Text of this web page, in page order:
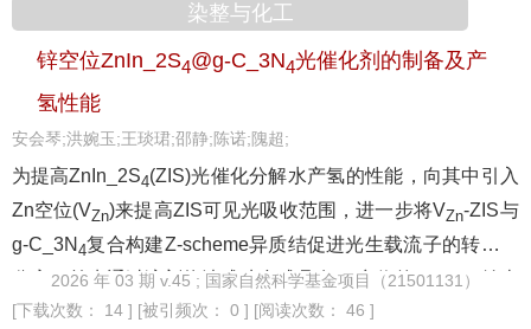
具备优异的周期自脱盐功能；在低日照(0.6 kW/m
度(质量分数20.0%)及酸碱环境(0.1 mol/L)等极端环境下，蒸
发器仍保持优异性能；经过10次循环测试，CS-PPy-HF蒸发
器的蒸发速率稳定在1.9 kg/(m
染整与化工
锌空位ZnIn_2S4@g-C_3N4光催化剂的制备及产
氢性能
安会琴;洪婉玉;王琰珺;邵静;陈诺;隗超;
为提高ZnIn_2S4(ZIS)光催化分解水产氢的性能，向其中引入
Zn空位(VZn)来提高ZIS可见光吸收范围，进一步将VZn-ZIS与
g-C_3N 4复合构建Z-scheme异质结促进光生载流子的转移与
分离。首先通过溶剂热法成功合成具有Zn空位的VZn-ZIS纳米
花球，进而将通过煅烧法制得的g-C_3N4纳米片对其进行修
2026 年 03 期 v.45 ; 国家自然科学基金项目（21501131）
[下载次数： 14 ] [被引频次： 0 ] [阅读次数： 46 ]